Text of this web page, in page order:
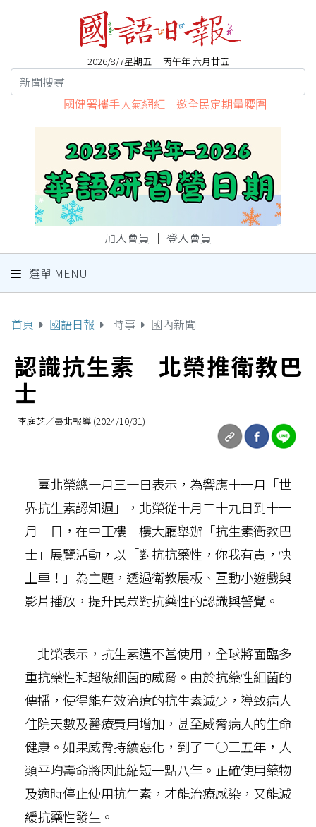
2026/8/7星期五 丙午年 六月廿五
國健署攜手人氣網紅 邀全民定期量腰圍
加入會員 ｜ 登入會員
選單 MENU
首頁 國語日報 時事 國內新聞
認識抗生素 北榮推衛教巴
士
李庭芝／臺北報導 (2024/10/31)
臺北榮總十月三十日表示，為響應十一月「世
界抗生素認知週」，北榮從十月二十九日到十一
月一日，在中正樓一樓大廳舉辦「抗生素衛教巴
士」展覽活動，以「對抗抗藥性，你我有責，快
上車！」為主題，透過衛教展板、互動小遊戲與
影片播放，提升民眾對抗藥性的認識與警覺。
北榮表示，抗生素遭不當使用，全球將面臨多
重抗藥性和超級細菌的威脅。由於抗藥性細菌的
傳播，使得能有效治療的抗生素減少，導致病人
住院天數及醫療費用增加，甚至威脅病人的生命
健康。如果威脅持續惡化，到了二○三五年，人
類平均壽命將因此縮短一點八年。正確使用藥物
及適時停止使用抗生素，才能治療感染，又能減
緩抗藥性發生。